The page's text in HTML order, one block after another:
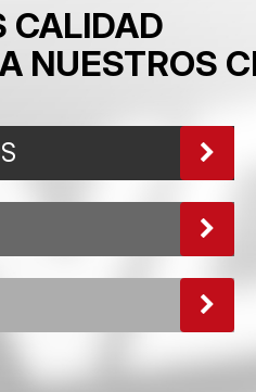
CALIDAD
NUESTROS